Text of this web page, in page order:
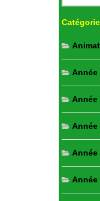
Année
Année
Année
Année
Année